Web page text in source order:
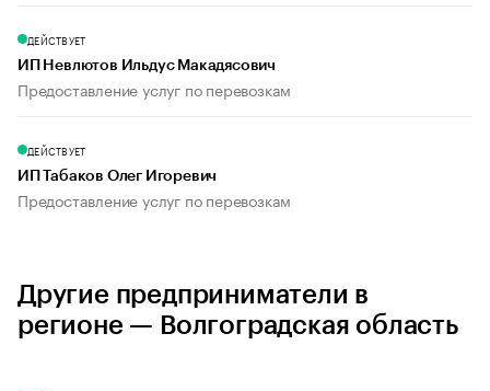
ДЕЙСТВУЕТ
ИП Невлютов Ильдус Макадясович
Предоставление услуг по перевозкам
ДЕЙСТВУЕТ
ИП Табаков Олег Игоревич
Предоставление услуг по перевозкам
Другие предприниматели в
регионе — Волгоградская область